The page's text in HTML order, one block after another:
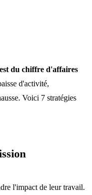
du chiffre d'affaires
d'activité,
Voici 7 stratégies
l'impact de leur travail.